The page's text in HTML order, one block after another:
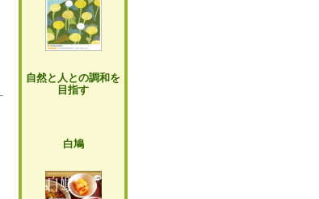
自然と人との調和を
目指す
白鳩